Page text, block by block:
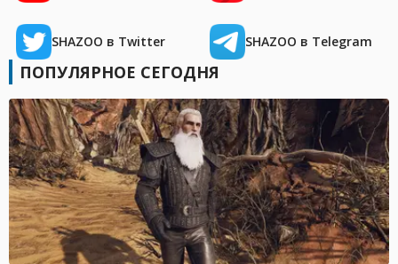
SHAZOO в Twitter SHAZOO в Telegram
ПОПУЛЯРНОЕ СЕГОДНЯ